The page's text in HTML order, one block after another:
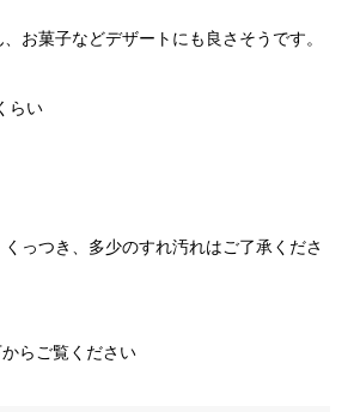
お菓子などデザートにも良さそうです。
らい
っつき、多少のすれ汚れはご了承くださ
らご覧ください